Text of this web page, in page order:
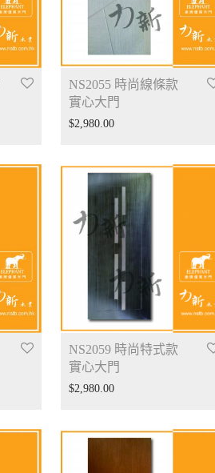
NS2055 時尚線條款
實心大門
$2,980.00
NS2059 時尚特式款
實心大門
$2,980.00